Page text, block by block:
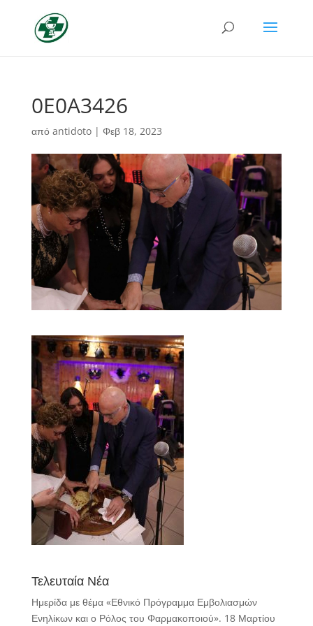
0E0A3426
από antidoto| Φεβ 18, 2023
Τελευταία Νέα
Ημερίδα με θέμα «Εθνικό Πρόγραμμα Εμβολιασμών
Ενηλίκων και ο Ρόλος του Φαρμακοποιού». 18 Μαρτίου